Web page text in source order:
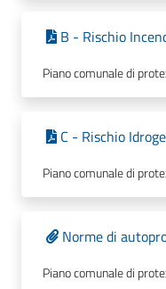
B - Rischio
Piano comunale di
C - Rischio
Piano comunale di
Norme di
Piano comunale di